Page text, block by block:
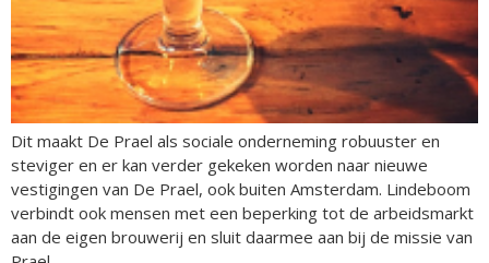
Dit maakt De Prael als sociale onderneming robuuster en
steviger en er kan verder gekeken worden naar nieuwe
vestigingen van De Prael, ook buiten Amsterdam. Lindeboom
verbindt ook mensen met een beperking tot de arbeidsmarkt
aan de eigen brouwerij en sluit daarmee aan bij de missie van